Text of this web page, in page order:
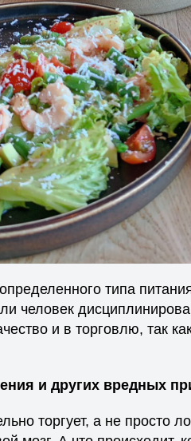
типа
человек
и в торговлю, так
и других вредных
торгует, а не просто